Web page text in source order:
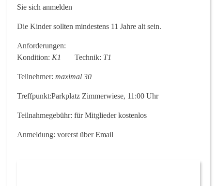
Sie sich anmelden
Die Kinder sollten mindestens 11 Jahre alt sein.
Anforderungen:
Kondition: K1 Technik: T1
Teilnehmer: maximal 30
Treffpunkt:Parkplatz Zimmerwiese, 11:00 Uhr
Teilnahmegebühr: für Mitglieder kostenlos
Anmeldung: vorerst über Email